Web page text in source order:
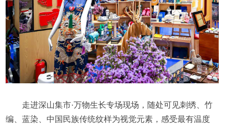
走进深山集市·万物生长专场现场，随处可见刺绣、竹
编、蓝染、中国民族传统纹样为视觉元素，感受最有温度